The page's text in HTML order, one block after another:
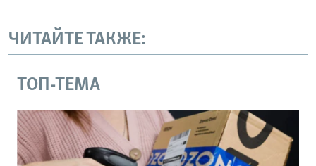
ЧИТАЙТЕ ТАКЖЕ:
ТОП-ТЕМА